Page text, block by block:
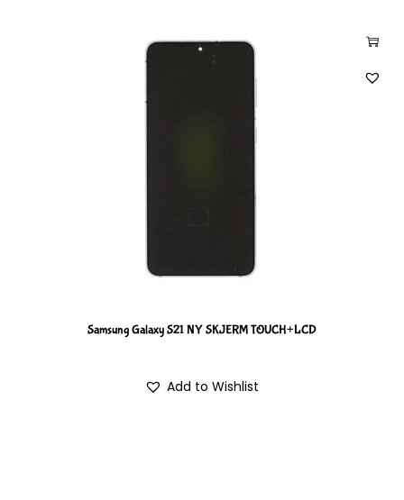
Samsung Galaxy S21 NY SKJERM TOUCH+LCD
Add to Wishlist